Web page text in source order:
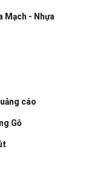
Mạch - Nhựa
cáo
Gỗ